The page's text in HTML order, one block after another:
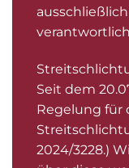
Seit dem
Regelung für
2024/3228.)